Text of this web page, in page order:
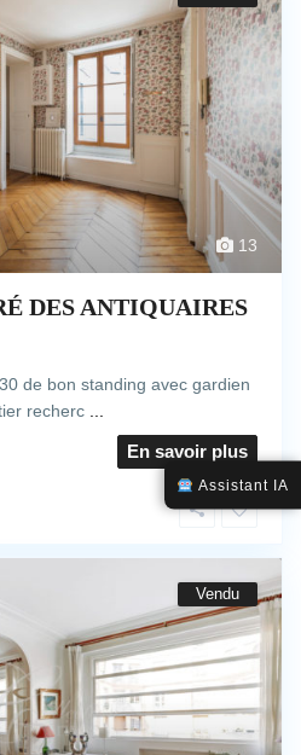
13
DES ANTIQUAIRES
de bon standing avec gardien
recherc ...
En savoir plus
Vendu
Assistant IA